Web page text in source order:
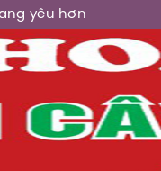
yêu hơn